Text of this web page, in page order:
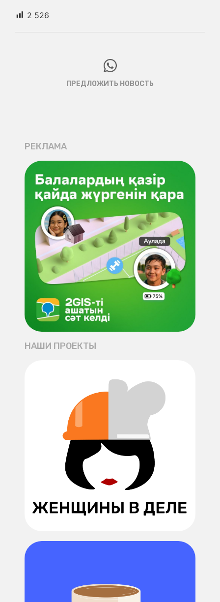
2 526
ПРЕДЛОЖИТЬ НОВОСТЬ
РЕКЛАМА
НАШИ ПРОЕКТЫ